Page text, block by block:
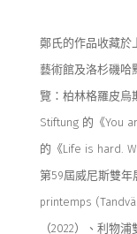
鄭氏的作品收藏於
藝術館及洛杉磯哈
覽：柏林格羅皮烏
Stiftung 的 《You
的 《Life is hard.
第59屆威尼斯雙年
printemps
（2022） 、 利物浦